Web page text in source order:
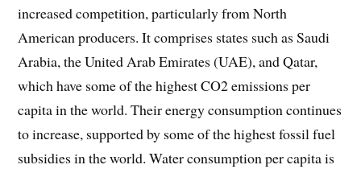
increased competition, particularly from North
American producers. It comprises states such as Saudi
Arabia, the United Arab Emirates (UAE), and Qatar,
which have some of the highest CO2 emissions per
capita in the world. Their energy consumption continues
to increase, supported by some of the highest fossil fuel
subsidies in the world. Water consumption per capita is